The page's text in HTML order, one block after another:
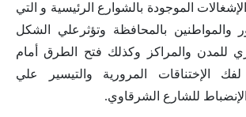
الموجودة بالشوارع الرئيسية و التي
والمواطنين بالمحافظة وتؤثرعلي الشكل
للمدن والمراكز وكذلك فتح الطرق أمام
الإختناقات المرورية والتيسير علي
للشارع الشرقاوي.